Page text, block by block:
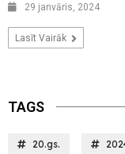
29 janvāris, 2024
Lasīt Vairāk
TAGS
20.gs.